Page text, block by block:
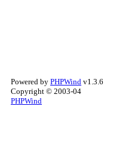
Powered by PHPWind v1.3.6
Copyright © 2003-04
PHPWind